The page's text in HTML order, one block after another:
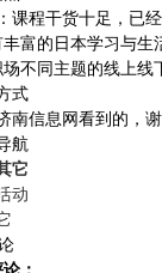
程干货十足，
的日本学习与
同主题的线上
式
南信息网看到的，谢
航
它
动
：